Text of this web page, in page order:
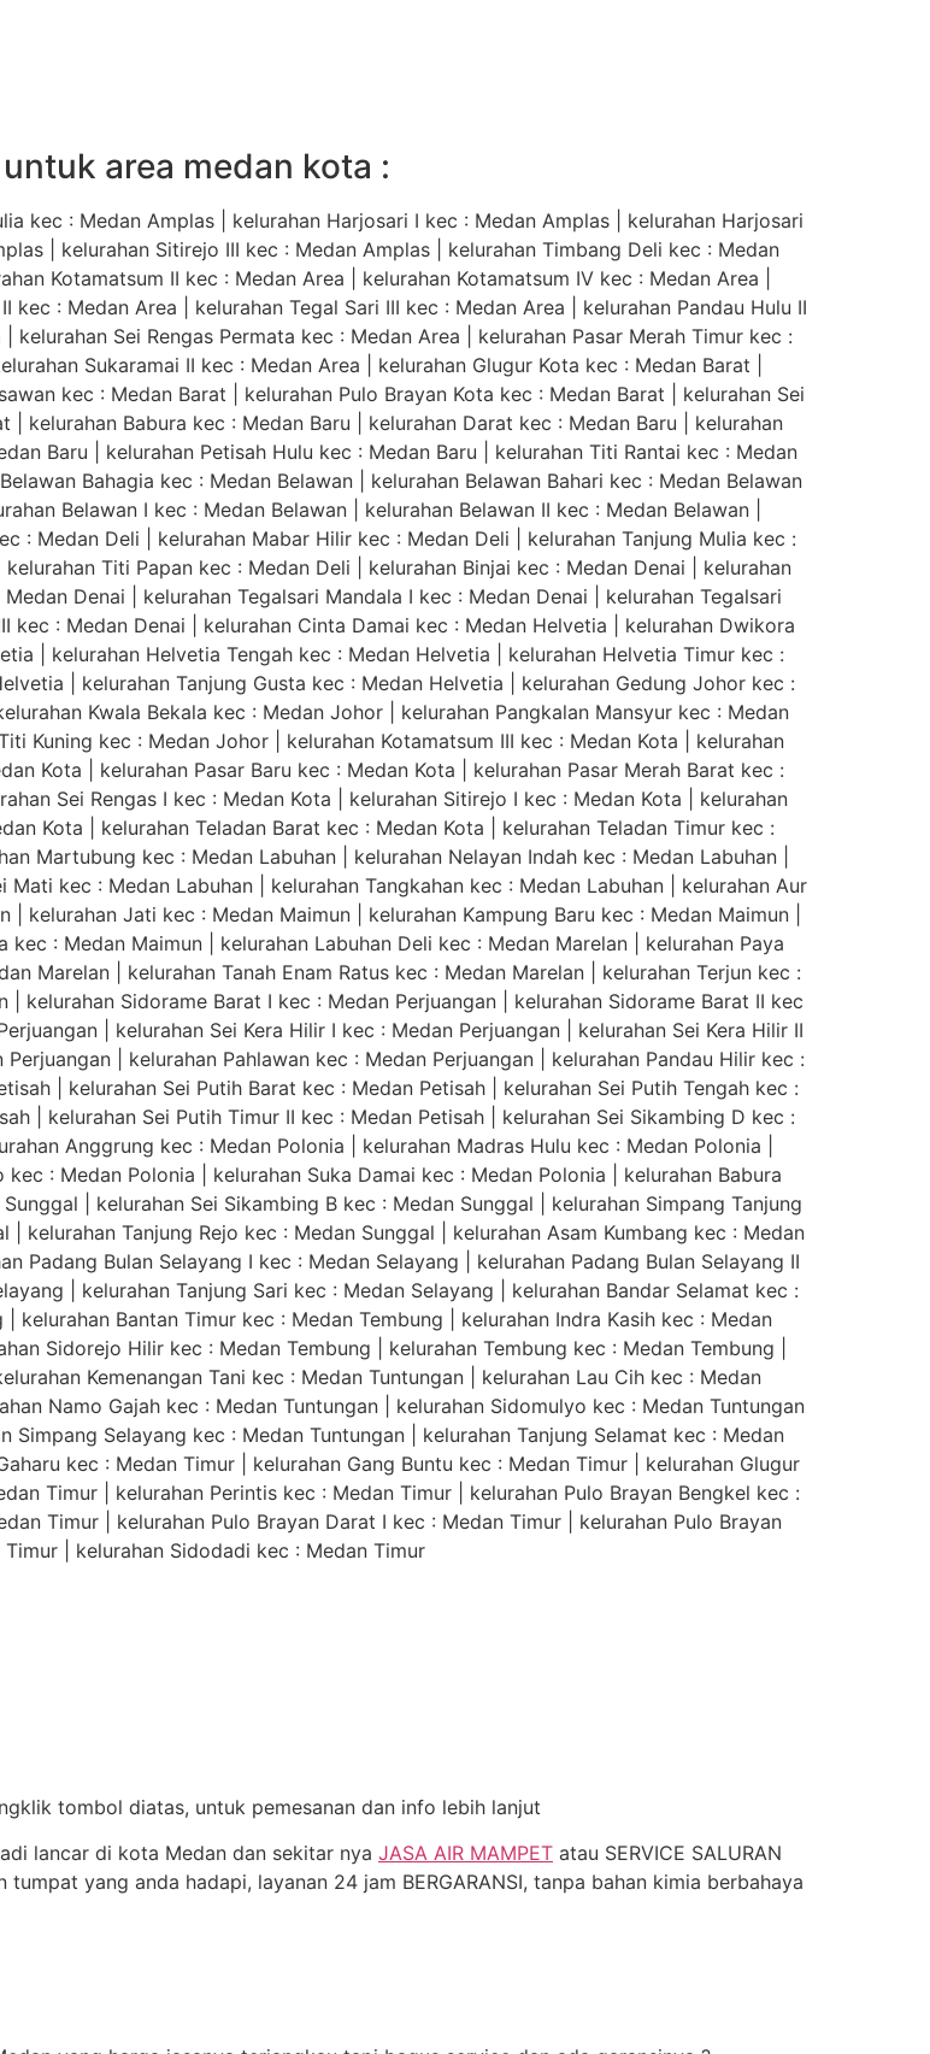
area medan kota :
kec : Medan Amplas | kelurahan Harjosari I kec : Medan Amplas | kelurahan Harjosari
| kelurahan Sitirejo III kec : Medan Amplas | kelurahan Timbang Deli kec : Medan
Kotamatsum II kec : Medan Area | kelurahan Kotamatsum IV kec : Medan Area |
kec : Medan Area | kelurahan Tegal Sari III kec : Medan Area | kelurahan Pandau Hulu II
kelurahan Sei Rengas Permata kec : Medan Area | kelurahan Pasar Merah Timur kec :
Sukaramai II kec : Medan Area | kelurahan Glugur Kota kec : Medan Barat |
kec : Medan Barat | kelurahan Pulo Brayan Kota kec : Medan Barat | kelurahan Sei
kelurahan Babura kec : Medan Baru | kelurahan Darat kec : Medan Baru | kelurahan
Baru | kelurahan Petisah Hulu kec : Medan Baru | kelurahan Titi Rantai kec : Medan
Bahagia kec : Medan Belawan | kelurahan Belawan Bahari kec : Medan Belawan
Belawan I kec : Medan Belawan | kelurahan Belawan II kec : Medan Belawan |
: Medan Deli | kelurahan Mabar Hilir kec : Medan Deli | kelurahan Tanjung Mulia kec :
Titi Papan kec : Medan Deli | kelurahan Binjai kec : Medan Denai | kelurahan
Denai | kelurahan Tegalsari Mandala I kec : Medan Denai | kelurahan Tegalsari
kec : Medan Denai | kelurahan Cinta Damai kec : Medan Helvetia | kelurahan Dwikora
| kelurahan Helvetia Tengah kec : Medan Helvetia | kelurahan Helvetia Timur kec :
| kelurahan Tanjung Gusta kec : Medan Helvetia | kelurahan Gedung Johor kec :
Kwala Bekala kec : Medan Johor | kelurahan Pangkalan Mansyur kec : Medan
Kuning kec : Medan Johor | kelurahan Kotamatsum III kec : Medan Kota | kelurahan
Kota | kelurahan Pasar Baru kec : Medan Kota | kelurahan Pasar Merah Barat kec :
Sei Rengas I kec : Medan Kota | kelurahan Sitirejo I kec : Medan Kota | kelurahan
Kota | kelurahan Teladan Barat kec : Medan Kota | kelurahan Teladan Timur kec :
Martubung kec : Medan Labuhan | kelurahan Nelayan Indah kec : Medan Labuhan |
kec : Medan Labuhan | kelurahan Tangkahan kec : Medan Labuhan | kelurahan Aur
kelurahan Jati kec : Medan Maimun | kelurahan Kampung Baru kec : Medan Maimun |
: Medan Maimun | kelurahan Labuhan Deli kec : Medan Marelan | kelurahan Paya
Marelan | kelurahan Tanah Enam Ratus kec : Medan Marelan | kelurahan Terjun kec :
kelurahan Sidorame Barat I kec : Medan Perjuangan | kelurahan Sidorame Barat II kec
| kelurahan Sei Kera Hilir I kec : Medan Perjuangan | kelurahan Sei Kera Hilir II
| kelurahan Pahlawan kec : Medan Perjuangan | kelurahan Pandau Hilir kec :
| kelurahan Sei Putih Barat kec : Medan Petisah | kelurahan Sei Putih Tengah kec :
| kelurahan Sei Putih Timur II kec : Medan Petisah | kelurahan Sei Sikambing D kec :
Anggrung kec : Medan Polonia | kelurahan Madras Hulu kec : Medan Polonia |
: Medan Polonia | kelurahan Suka Damai kec : Medan Polonia | kelurahan Babura
| kelurahan Sei Sikambing B kec : Medan Sunggal | kelurahan Simpang Tanjung
kelurahan Tanjung Rejo kec : Medan Sunggal | kelurahan Asam Kumbang kec : Medan
Padang Bulan Selayang I kec : Medan Selayang | kelurahan Padang Bulan Selayang II
| kelurahan Tanjung Sari kec : Medan Selayang | kelurahan Bandar Selamat kec :
kelurahan Bantan Timur kec : Medan Tembung | kelurahan Indra Kasih kec : Medan
Sidorejo Hilir kec : Medan Tembung | kelurahan Tembung kec : Medan Tembung |
Kemenangan Tani kec : Medan Tuntungan | kelurahan Lau Cih kec : Medan
Namo Gajah kec : Medan Tuntungan | kelurahan Sidomulyo kec : Medan Tuntungan
Simpang Selayang kec : Medan Tuntungan | kelurahan Tanjung Selamat kec : Medan
kec : Medan Timur | kelurahan Gang Buntu kec : Medan Timur | kelurahan Glugur
Timur | kelurahan Perintis kec : Medan Timur | kelurahan Pulo Brayan Bengkel kec :
Timur | kelurahan Pulo Brayan Darat I kec : Medan Timur | kelurahan Pulo Brayan
| kelurahan Sidodadi kec : Medan Timur
tombol diatas, untuk pemesanan dan info lebih lanjut
lancar di kota Medan dan sekitar nya JASA AIR MAMPET atau SERVICE SALURAN
yang anda hadapi, layanan 24 jam BERGARANSI, tanpa bahan kimia berbahaya